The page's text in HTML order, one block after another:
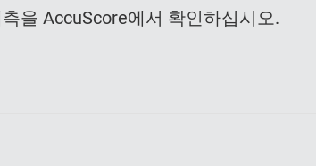
을 AccuScore에서 확인하십시오.